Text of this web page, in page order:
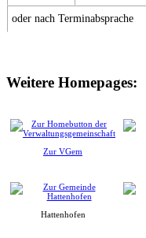
oder nach Terminabsprache
Weitere Homepages:
Zur VGem
Hattenhofen